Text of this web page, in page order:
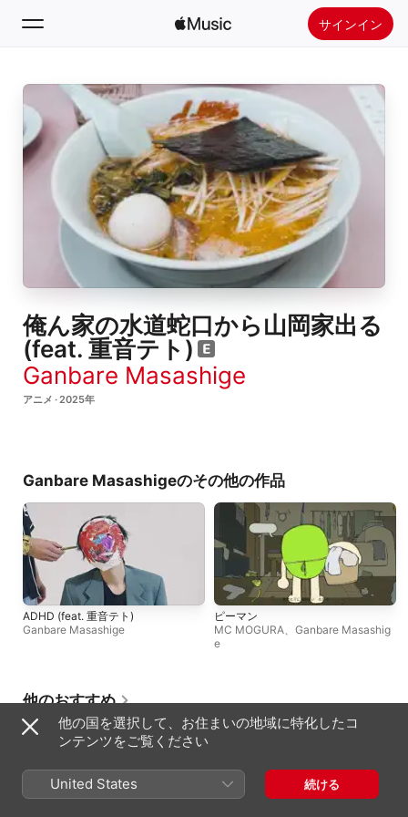
サインイン
検索
ホーム
新着おすすめ
ラジオ
Apple Musicをインストール
俺ん家の水道蛇口から山岡家出る
(feat. 重音テト)
Ganbare Masashige
アニメ · 2025年
Ganbare Masashigeのその他の作品
ADHD (feat. 重音テト)
Ganbare Masashige
ピーマン
MC MOGURA
Ganbare Masashig
e
他のおすすめ
他の国を選択して、お住まいの地域に特化したコ
ンテンツをご覧ください
United States 続ける